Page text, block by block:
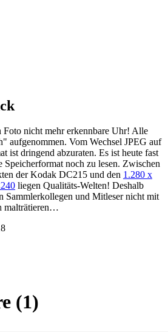
Foto nicht mehr erkennbare Uhr! Alle
aufgenommen. Vom Wechsel JPEG auf
ist dringend abzuraten. Es ist heute fast
Speicherformat noch zu lesen. Zwischen
der Kodak DC215 und den 1.280 x
liegen Qualitäts-Welten! Deshalb
Sammlerkollegen und Mitleser nicht mit
malträtieren…
(1)